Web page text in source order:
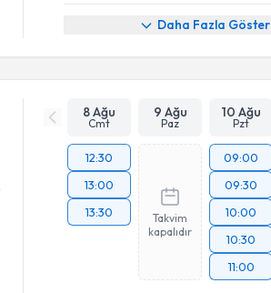
Daha Fazla Göster
8 Ağu
Cmt
9 Ağu
Paz
10 Ağu
Pzt
12:30
13:00
13:30
Takvim
kapalıdır
09:00
09:30
10:00
10:30
11:00